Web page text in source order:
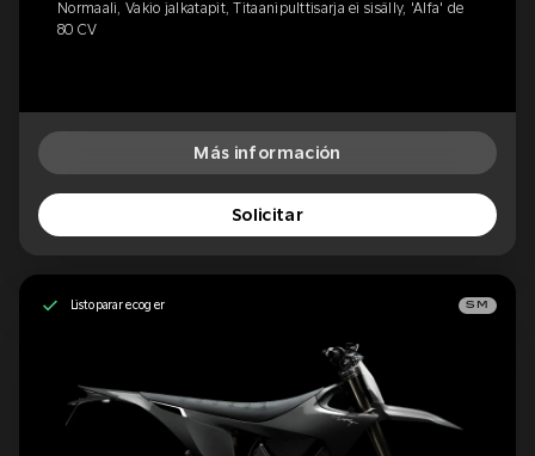
Normaali, Vakio jalkatapit, Titaanipulttisarja ei sisälly, 'Alfa' de
80 CV
Más información
Solicitar
Listo para recoger SM